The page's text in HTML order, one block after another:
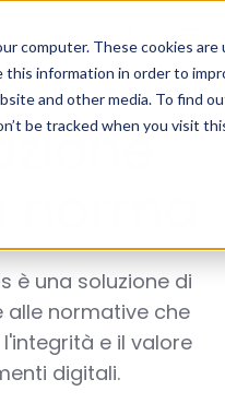
computer. These cookies
this information in order to
and other media. To find
be tracked when you visit
è una soluzione di
alle normativeche
e il valore
digitali.